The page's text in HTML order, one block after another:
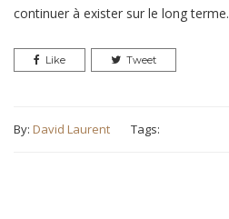
continuer à exister sur le long terme.
Like Tweet
By: David Laurent Tags: